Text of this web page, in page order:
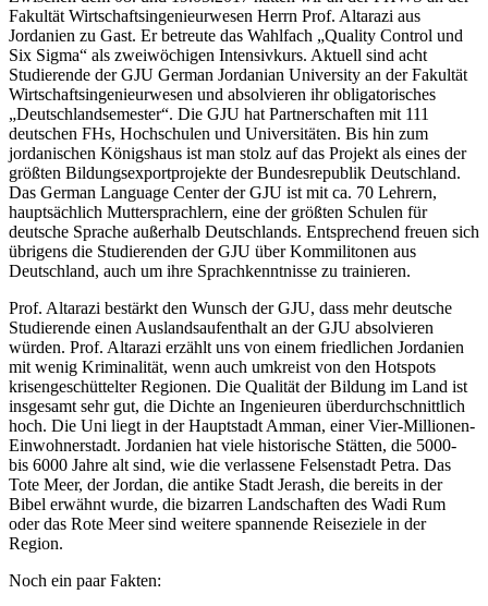
Fakultät Wirtschaftsingenieurwesen Herrn Prof. Altarazi aus
Jordanien zu Gast. Er betreute das Wahlfach „Quality Control und
Six Sigma“ als zweiwöchigen Intensivkurs. Aktuell sind acht
Studierende der GJU German Jordanian University an der Fakultät
Wirtschaftsingenieurwesen und absolvieren ihr obligatorisches
„Deutschlandsemester“. Die GJU hat Partnerschaften mit 111
deutschen FHs, Hochschulen und Universitäten. Bis hin zum
jordanischen Königshaus ist man stolz auf das Projekt als eines der
größten Bildungsexportprojekte der Bundesrepublik Deutschland.
Das German Language Center der GJU ist mit ca. 70 Lehrern,
hauptsächlich Muttersprachlern, eine der größten Schulen für
deutsche Sprache außerhalb Deutschlands. Entsprechend freuen sich
übrigens die Studierenden der GJU über Kommilitonen aus
Deutschland, auch um ihre Sprachkenntnisse zu trainieren.
Prof. Altarazi bestärkt den Wunsch der GJU, dass mehr deutsche
Studierende einen Auslandsaufenthalt an der GJU absolvieren
würden. Prof. Altarazi erzählt uns von einem friedlichen Jordanien
mit wenig Kriminalität, wenn auch umkreist von den Hotspots
krisengeschüttelter Regionen. Die Qualität der Bildung im Land ist
insgesamt sehr gut, die Dichte an Ingenieuren überdurchschnittlich
hoch. Die Uni liegt in der Hauptstadt Amman, einer Vier-Millionen-
Einwohnerstadt. Jordanien hat viele historische Stätten, die 5000-
bis 6000 Jahre alt sind, wie die verlassene Felsenstadt Petra. Das
Tote Meer, der Jordan, die antike Stadt Jerash, die bereits in der
Bibel erwähnt wurde, die bizarren Landschaften des Wadi Rum
oder das Rote Meer sind weitere spannende Reiseziele in der
Region.
Noch ein paar Fakten: